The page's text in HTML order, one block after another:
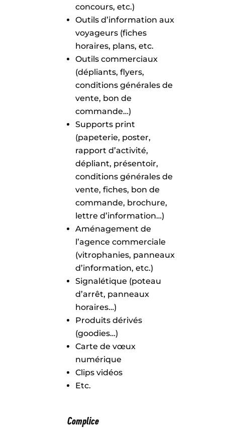
concours, etc.)
Outils d’information aux
voyageurs (fiches
horaires, plans, etc.
Outils commerciaux
(dépliants, flyers,
conditions générales de
vente, bon de
commande…)
Supports print
(papeterie, poster,
rapport d’activité,
dépliant, présentoir,
conditions générales de
vente, fiches, bon de
commande, brochure,
lettre d’information…)
Aménagement de
l’agence commerciale
(vitrophanies, panneaux
d’information, etc.)
Signalétique (poteau
d’arrêt, panneaux
horaires…)
Produits dérivés
(goodies…)
Carte de vœux
numérique
Clips vidéos
Etc.
Complice